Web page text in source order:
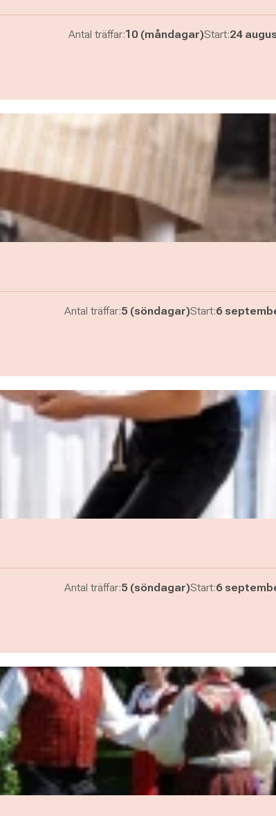
Antal träffar:10 (måndagar)Start:24
Antal träffar:5 (söndagar)Start:6
Antal träffar:5 (söndagar)Start:6